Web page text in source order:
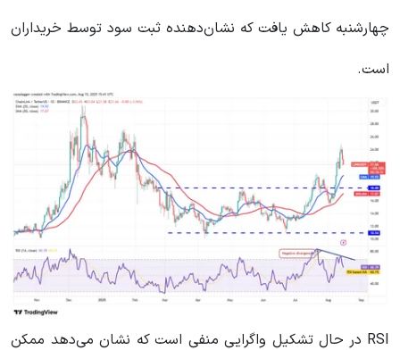
چهارشنبه کاهش یافت که نشان‌دهنده ثبت سود توسط خریداران
است.
RSI در حال تشکیل واگرایی منفی است که نشان می‌دهد ممکن